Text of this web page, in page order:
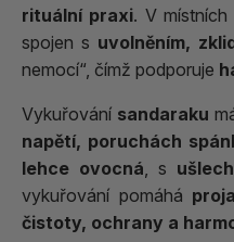
rituální praxi. V místních
spojen s uvolněním,
nemocí“, čímž podporuje
Vykuřování sandaraku
napětí, poruchách
lehce ovocná , s
vykuřování pomáhá
čistoty, ochrany a